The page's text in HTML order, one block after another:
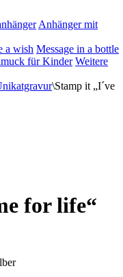
Anhänger mit
a wish Message in a bottle
für Kinder Weitere
\Stamp it „I´ve
for life“